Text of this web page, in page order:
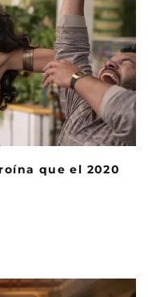
que el 2020